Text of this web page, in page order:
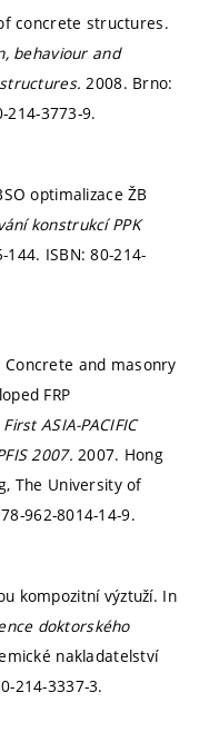
of concrete structures.
behaviour and
2008. Brno:
214-3773-9.
optimalizace ŽB
konstrukcí PPK
144. ISBN: 80-214-
Concrete and masonry
FRP
ASIA-PACIFIC
2007.2007. Hong
The University of
962-8014-14-9.
kompozitní výztuží. In
doktorského
nakladatelství
214-3337-3.